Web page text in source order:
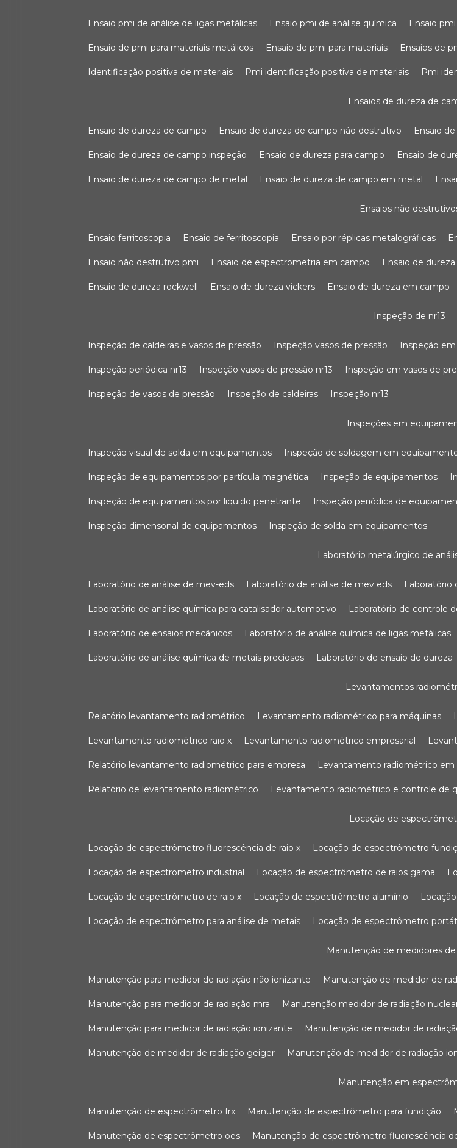
ensaio pmi de análise de ligas metálicas ensaio pmi de análise química ensaio
ensaio de pmi para materiais metálicos ensaio de pmi para materiais ensaios de
identificação positiva de materiais pmi identificação positiva de materiais pmi
ensaios de dureza de
ensaio de dureza de campo ensaio de dureza de campo não destrutivo ensaio
ensaio de dureza de campo inspeção ensaio de dureza para campo ensaio de
ensaio de dureza de campo de metal ensaio de dureza de campo em metal
ensaios não
ensaio ferritoscopia ensaio de ferritoscopia ensaio por réplicas metalográficas
ensaio não destrutivo pmi ensaio de espectrometria em campo ensaio de
ensaio de dureza rockwell ensaio de dureza vickers ensaio de dureza em campo
inspeção de nr13
inspeção de caldeiras e vasos de pressão inspeção vasos de pressão inspeção
inspeção periódica nr13 inspeção vasos de pressão nr13 inspeção em vasos de
inspeção de vasos de pressão inspeção de caldeiras inspeção nr13
inspeções em
inspeção visual de solda em equipamentos inspeção de soldagem em
inspeção de equipamentos por partícula magnética inspeção de equipamentos
inspeção de equipamentos por liquido penetrante inspeção periódica de
inspeção dimensonal de equipamentos inspeção de solda em equipamentos
laboratório metalúrgico de
laboratório de análise de mev-eds laboratório de análise de mev eds laboratório
laboratório de análise química para catalisador automotivo laboratório de controle
laboratório de ensaios mecânicos laboratório de análise química de ligas metálicas
laboratório de análise química de metais preciosos laboratório de ensaio de dureza
levantamentos
relatório levantamento radiométrico levantamento radiométrico para máquinas
levantamento radiométrico raio x levantamento radiométrico empresarial
relatório levantamento radiométrico para empresa levantamento radiométrico em
relatório de levantamento radiométrico levantamento radiométrico e controle de
locação de
locação de espectrômetro fluorescência de raio x locação de espectrômetro
locação de espectrometro industrial locação de espectrômetro de raios gama
locação de espectrômetro de raio x locação de espectrômetro alumínio
locação de espectrômetro para análise de metais locação de espectrômetro
manutenção de medidores
manutenção para medidor de radiação não ionizante manutenção de medidor de
manutenção para medidor de radiação mra manutenção medidor de radiação
manutenção para medidor de radiação ionizante manutenção de medidor de
manutenção de medidor de radiação geiger manutenção de medidor de radiação
manutenção em
manutenção de espectrômetro frx manutenção de espectrômetro para fundição
manutenção de espectrômetro oes manutenção de espectrômetro fluorescência